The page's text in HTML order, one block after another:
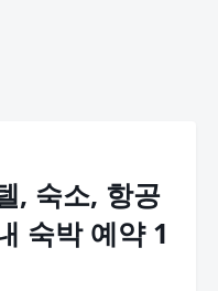
, 숙소, 항공
숙박 예약 1